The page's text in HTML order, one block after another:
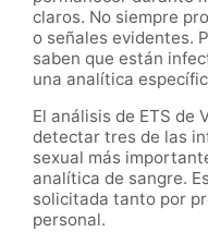
claros. No siempre
o señales evidentes.
saben que están
una analítica
El análisis de ETS de
detectar tres de las
sexual más
analítica de sangre.
solicitada tanto por
personal.